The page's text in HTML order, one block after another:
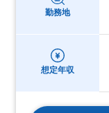
勤務地
想定年収